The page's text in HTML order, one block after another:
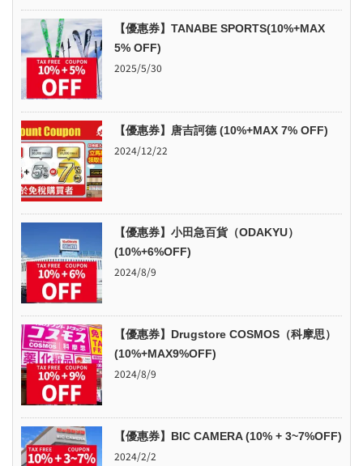
【優惠券】TANABE SPORTS(10%+MAX
5% OFF)
2025/5/30
【優惠券】唐吉訶德 (10%+MAX 7% OFF)
2024/12/22
【優惠券】小田急百貨（ODAKYU）
(10%+6%OFF)
2024/8/9
【優惠券】Drugstore COSMOS（科摩思）
(10%+MAX9%OFF)
2024/8/9
【優惠券】BIC CAMERA (10% + 3~7%OFF)
2024/2/2